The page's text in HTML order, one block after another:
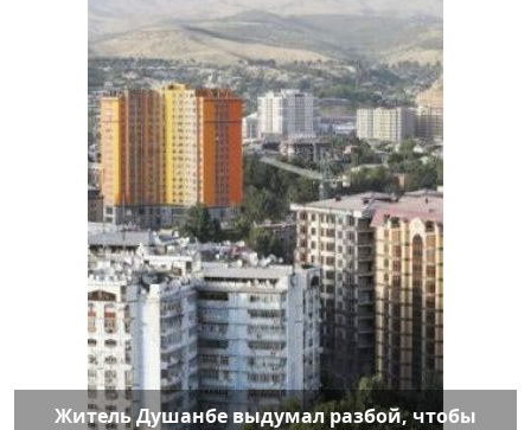
Житель Душанбе выдумал разбой, чтобы